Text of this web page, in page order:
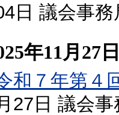
日 議会事務
年11月27日
和７年第４
27日 議会事